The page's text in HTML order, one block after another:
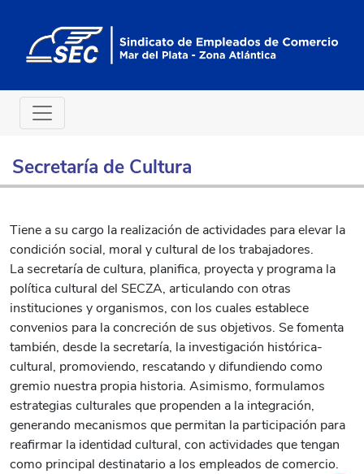
Secretaría de Cultura
Tiene a su cargo la realización de actividades para elevar la
condición social, moral y cultural de los trabajadores.
La secretaría de cultura, planifica, proyecta y programa la
política cultural del SECZA, articulando con otras
instituciones y organismos, con los cuales establece
convenios para la concreción de sus objetivos. Se fomenta
también, desde la secretaría, la investigación histórica-
cultural, promoviendo, rescatando y difundiendo como
gremio nuestra propia historia. Asimismo, formulamos
estrategias culturales que propenden a la integración,
generando mecanismos que permitan la participación para
reafirmar la identidad cultural, con actividades que tengan
como principal destinatario a los empleados de comercio.